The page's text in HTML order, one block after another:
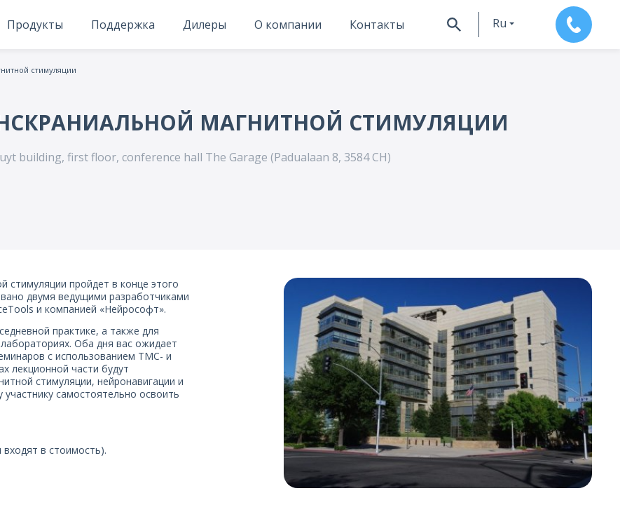
Продукты Поддержка Дилеры О компании Контакты Ru
стимуляции
МАГНИТНОЙ СТИМУЛЯЦИИ
building, first floor, conference hall The Garage (Padualaan 8, 3584 CH)
стимуляции пройдет в конце этого
двумя ведущими разработчиками
и компанией «Нейрософт».
практике, а также для
Оба дня вас ожидает
с использованием ТМС- и
лекционной части будут
стимуляции, нейронавигации и
самостоятельно освоить
в стоимость).